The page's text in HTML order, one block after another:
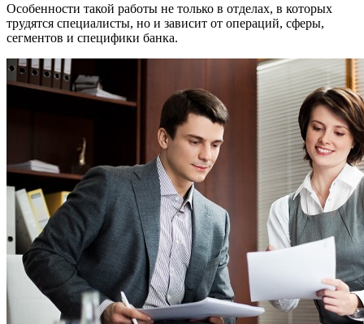
Особенности такой работы не только в отделах, в которых
трудятся специалисты, но и зависит от операций, сферы,
сегментов и специфики банка.